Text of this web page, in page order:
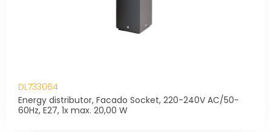
DL733064
Energy distributor, Facado Socket, 220-240V AC/50-
60Hz, E27, 1x max. 20,00 W